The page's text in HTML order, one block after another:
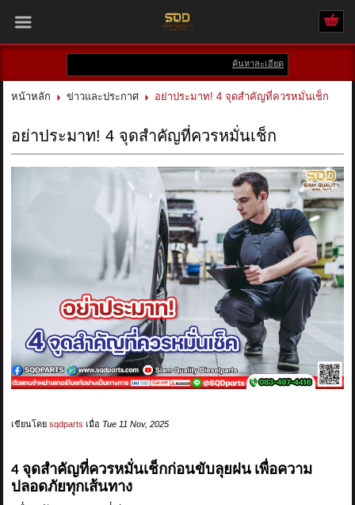
หน้าหลัก
ติดต่อเรา
ข่าวสาร
RETURN AND REFUND POLICY
ค้นหาละเอียด
หน้าหลัก ข่าวและประกาศ อย่าประมาท! 4 จุดสำคัญที่ควรหมั่นเช็ก
อย่าประมาท! 4 จุดสำคัญที่ควรหมั่นเช็ก
เขียนโดยsqdparts เมื่อ Tue 11 Nov, 2025
4 จุดสำคัญที่ควรหมั่นเช็กก่อนขับลุยฝน เพื่อความ
ปลอดภัยทุกเส้นทาง